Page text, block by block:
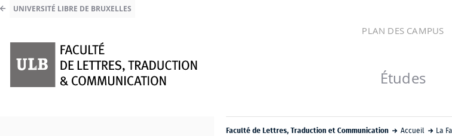
UNIVERSITÉ LIBRE DE BRUXELLES
PLAN DES CAMPUS
Études
Faculté de Lettres, Traduction et Communication Accueil La